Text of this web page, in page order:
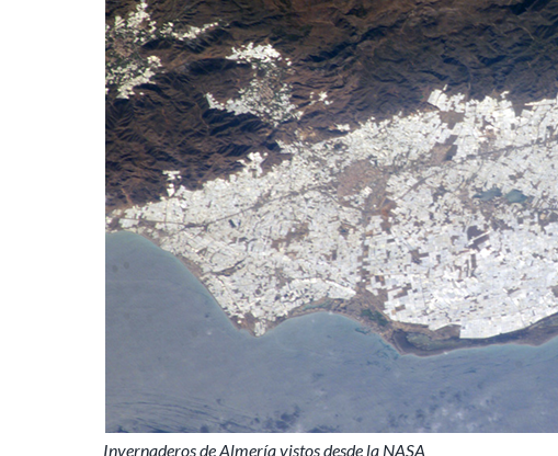
Invernaderos de Almería vistos desde la NASA